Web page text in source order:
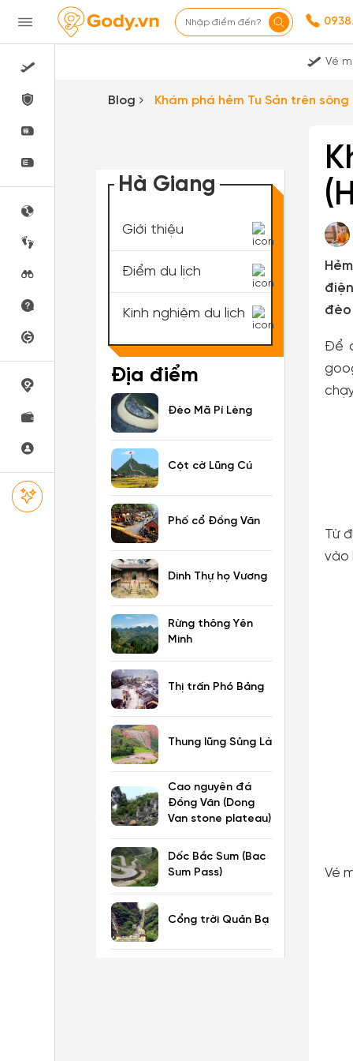
Nhập điểm đến?
Vé
Blog Khám phá hẻm Tu Sản trên
đèo
Để
Từ
vào
Vé
Hà Giang
Giới thiệu
Điểm du lịch
Kinh nghiệm du lịch
Địa điểm
Đèo Mã Pí Lèng
Cột cờ Lũng Cú
Phố cổ Đồng Văn
Dinh Thự họ Vương
Rừng thông Yên
Minh
Thị trấn Phó Bảng
Thung lũng Sủng Là
Cao nguyên đá
Đồng Văn (Dong
Van stone plateau)
Dốc Bắc Sum (Bac
Sum Pass)
Cổng trời Quản Bạ